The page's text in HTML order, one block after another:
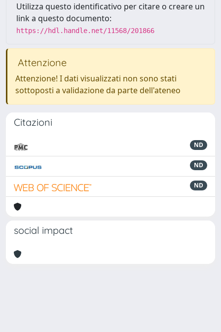
Utilizza questo identificativo per citare o creare un
link a questo documento:
https://hdl.handle.net/11568/201866
Attenzione
Attenzione! I dati visualizzati non sono stati
sottoposti a validazione da parte dell'ateneo
Citazioni
ND
ND
ND
social impact